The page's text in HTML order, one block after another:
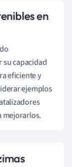
en
capacidad
eficiente y
ejemplos
mejorarlos.